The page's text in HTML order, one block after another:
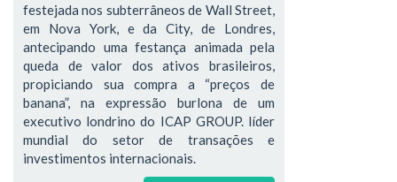
festejada nos subterrâneos de Wall Street,
em Nova York, e da City, de Londres,
antecipando uma festança animada pela
queda de valor dos ativos brasileiros,
propiciando sua compra a “preços de
banana”, na expressão burlona de um
executivo londrino do ICAP GROUP. líder
mundial do setor de transações e
investimentos internacionais.